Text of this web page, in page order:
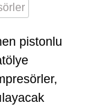
pistonlu